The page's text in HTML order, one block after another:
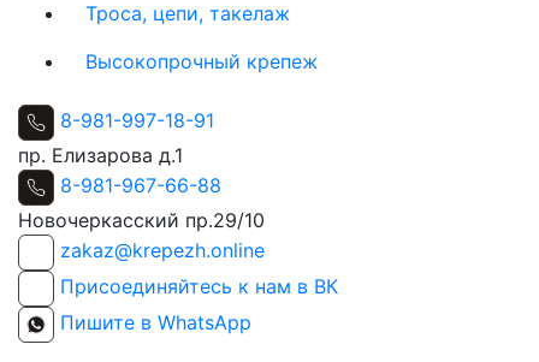
Троса, цепи, такелаж
Высокопрочный крепеж
8-981-997-18-91
пр. Елизарова д.1
8-981-967-66-88
Новочеркасский пр.29/10
zakaz@krepezh.online
Присоединяйтесь к нам в ВК
Пишите в WhatsApp